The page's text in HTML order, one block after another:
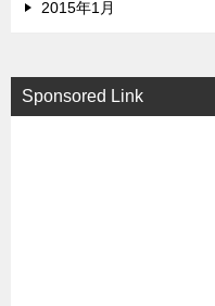
2015年1月
Sponsored Link